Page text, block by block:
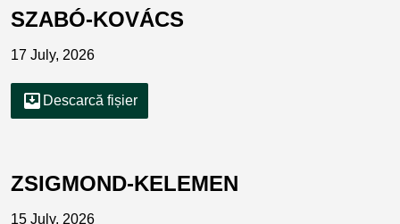
SZABÓ-KOVÁCS
17 July, 2026
move_to_inbox Descarcă fișier
ZSIGMOND-KELEMEN
15 July, 2026